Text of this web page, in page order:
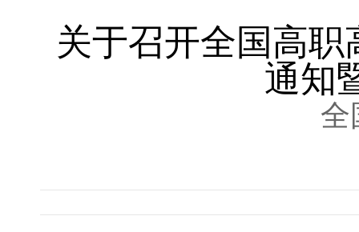
关于召开全国高
通知
全